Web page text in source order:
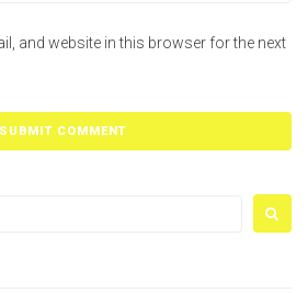
and website in this browser for the next